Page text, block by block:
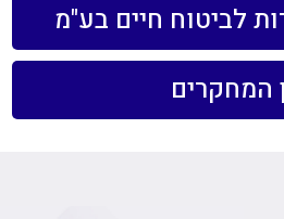
לביטוח חיים בע"מ
המחקרים